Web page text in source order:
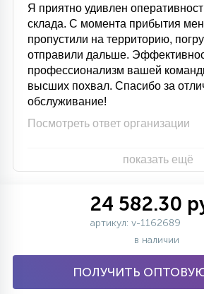
Я приятно удивлен
склада. С момента прибытия
пропустили на территорию,
отправили дальше.
профессионализм вашей
высших похвал. Спасибо за
обслуживание!
Посмотреть ответ организации
показать ещё
24 582.30
артикул: v-1162689
в наличии
ПОЛУЧИТЬ